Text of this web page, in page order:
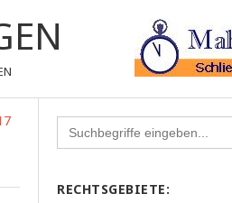
Search
for:
RECHTSGEBIETE: